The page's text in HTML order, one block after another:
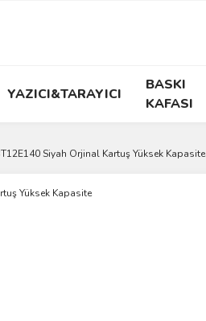
YAZICI&TARAYICI
BASKI
KAFASI
Siyah Orjinal Kartuş Yüksek Kapasite